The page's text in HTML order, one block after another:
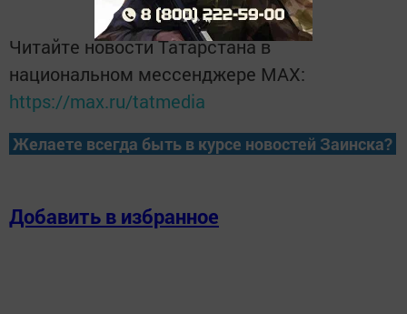
Читайте новости Татарстана в
национальном мессенджере MАХ:
https://max.ru/tatmedia
Желаете всегда быть в курсе новостей Заинска?
Добавить в избранное